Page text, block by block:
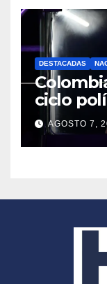
DESTACADAS
ciclo
de
como
AGOSTO 7,